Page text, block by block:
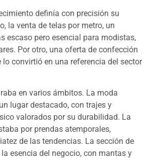
definía con precisión su
la venta de telas por metro, un
escaso pero esencial para modistas,
Por otro, una oferta de confección
convirtió en una referencia del sector
en varios ámbitos. La moda
lugar destacado, con trajes y
valorados por su durabilidad. La
por prendas atemporales,
de las tendencias. La sección de
esencia del negocio, con mantas y